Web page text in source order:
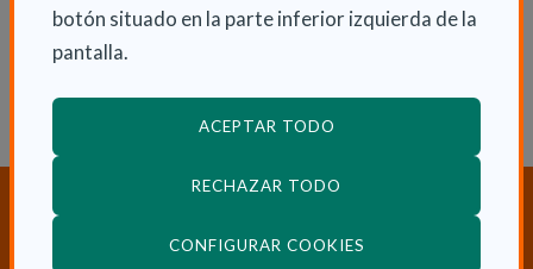
botón situado en la parte inferior izquierda de la
pantalla.
ACEPTAR TODO
RECHAZAR TODO
CONFIGURAR COOKIES
Sociosanitaria
¿Necesitas orientación sobre
Dependencia y Discapacidad?